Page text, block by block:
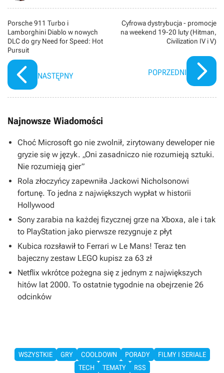
Porsche 911 Turbo i
Lamborghini Diablo w nowych
DLC do gry Need for Speed: Hot
Pursuit
NASTĘPNY
Cyfrowa dystrybucja - promocje
na weekend 19-20 luty (Hitman,
Civilization IV i V)
POPRZEDNI
Najnowsze Wiadomości
Choć Microsoft go nie zwolnił, zirytowany deweloper nie
gryzie się w język. „Oni zasadniczo nie rozumieją sztuki.
Nie rozumieją gier”
Rola złoczyńcy zapewniła Jackowi Nicholsonowi
fortunę. To jedna z największych wypłat w historii
Hollywood
Sony zarabia na każdej fizycznej grze na Xboxa, ale i tak
to PlayStation jako pierwsze rezygnuje z płyt
Kubica rozsławił to Ferrari w Le Mans! Teraz ten
bajeczny zestaw LEGO kupisz za 63 zł
Netflix wkrótce pożegna się z jednym z największych
hitów lat 2000. To ostatnie tygodnie na obejrzenie 26
odcinków
WSZYSTKIE GRY COOLDOWN PORADY
FILMY I SERIALE
TECH
TEMATY RSS